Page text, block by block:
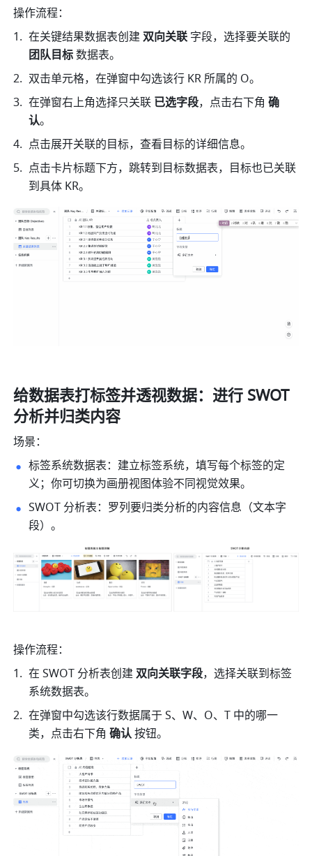
操作流程：
在关键结果数据表创建 双向关联
团队目标 数据表。
双击单元格，在弹窗中勾选该行 KR 所属的 O。
在弹窗右上角选择只关联 已选字段，点击右下角 确
认。
点击展开关联的目标，查看目标的详细信息。
点击卡片标题下方，跳转到目标数据表，目标也已关联
到具体 KR。
给数据表打标签并透视数据：进行 SWOT
分析并归类内容
场景：
标签系统数据表：建立标签系统，填写每个标签的定
义；你可切换为画册视图体验不同视觉效果。
SWOT 分析表：罗列要归类分析的内容信息（文本字
段）。
操作流程：
在 SWOT 分析表创建 双向关联字段，选择关联到标签
系统数据表。
在弹窗中勾选该行数据属于 S、W、O、T 中的哪一
类，点击右下角 确认 按钮。